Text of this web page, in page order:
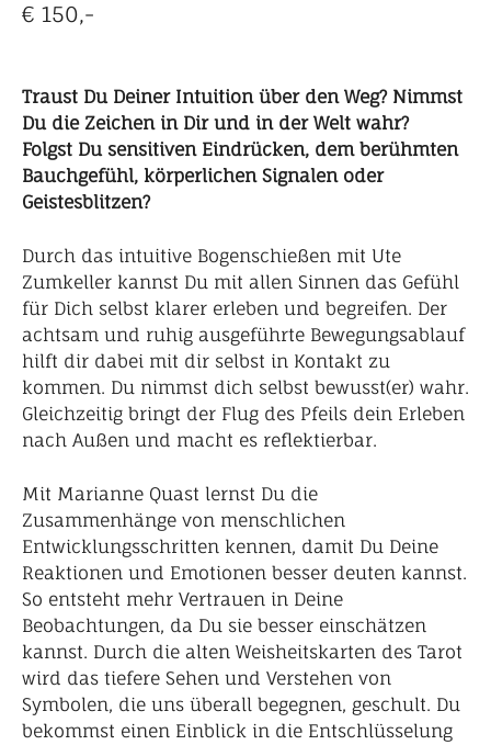
€ 150,-
Traust Du Deiner Intuition über den Weg? Nimmst
Du die Zeichen in Dir und in der Welt wahr?
Folgst Du sensitiven Eindrücken, dem berühmten
Bauchgefühl, körperlichen Signalen oder
Geistesblitzen?
Durch das intuitive Bogenschießen mit Ute
Zumkeller kannst Du mit allen Sinnen das Gefühl
für Dich selbst klarer erleben und begreifen. Der
achtsam und ruhig ausgeführte Bewegungsablauf
hilft dir dabei mit dir selbst in Kontakt zu
kommen. Du nimmst dich selbst bewusst(er) wahr.
Gleichzeitig bringt der Flug des Pfeils dein Erleben
nach Außen und macht es reflektierbar.
Mit Marianne Quast lernst Du die
Zusammenhänge von menschlichen
Entwicklungsschritten kennen, damit Du Deine
Reaktionen und Emotionen besser deuten kannst.
So entsteht mehr Vertrauen in Deine
Beobachtungen, da Du sie besser einschätzen
kannst. Durch die alten Weisheitskarten des Tarot
wird das tiefere Sehen und Verstehen von
Symbolen, die uns überall begegnen, geschult. Du
bekommst einen Einblick in die Entschlüsselung